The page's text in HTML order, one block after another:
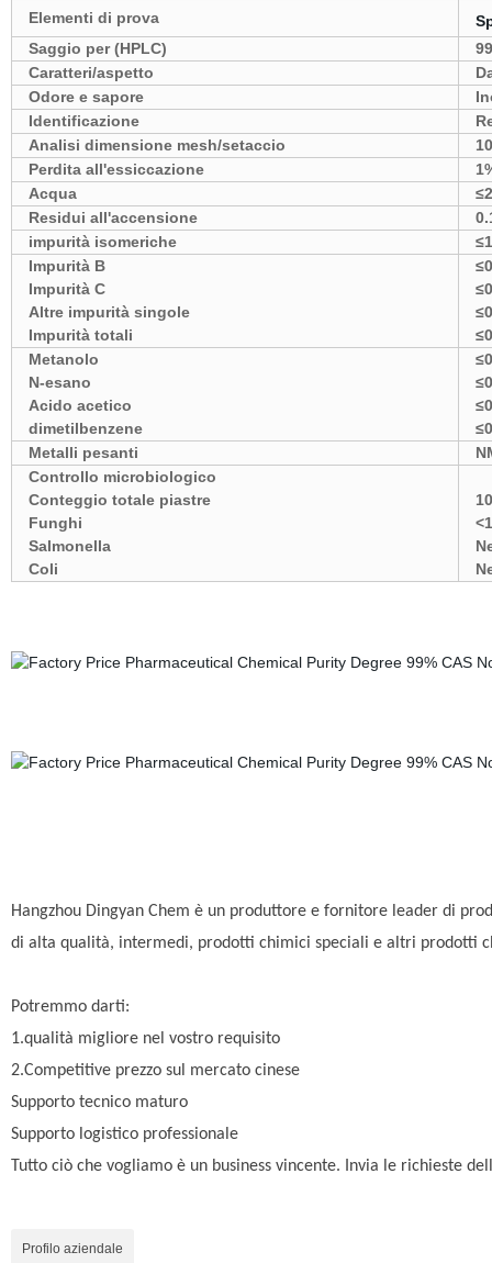
Elementi di prova
Saggio per (HPLC)
Caratteri/aspetto
Odore e sapore
Identificazione
Analisi dimensione mesh/setaccio
Perdita all'essiccazione
Acqua
Residui all'accensione
impurità isomeriche
Impurità B
Impurità C
Altre impurità singole
Impurità totali
Metanolo
N-esano
Acido acetico
dimetilbenzene
Metalli pesanti
Controllo microbiologico
Conteggio totale piastre
Funghi
Salmonella
Coli
Hangzhou Dingyan Chem è un produttore e fornitore leader di
di alta qualità, intermedi, prodotti chimici speciali e altri prodotti
Potremmo darti:
1.qualità migliore nel vostro requisito
2.Competitive prezzo sul mercato cinese
Supporto tecnico maturo
Supporto logistico professionale
Tutto ciò che vogliamo è un business vincente. Invia le richieste
Profilo aziendale